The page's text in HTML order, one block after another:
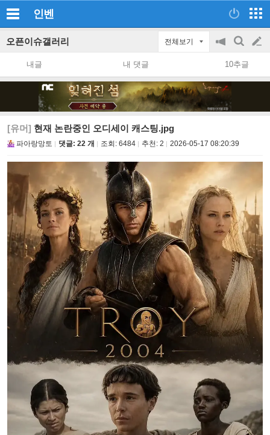
인벤
오픈이슈갤러리 전체보기
공
지
on/off
검
색
글
쓰
내글 내 댓글 10추글
[유머] 현재 논란중인 오디세이 캐스팅.jpg
파아랑망토 댓글: 22 개 조회: 6484 추천: 2 2026-05-17 08:20:39